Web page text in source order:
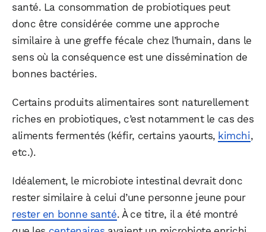
santé. La consommation de probiotiques peut
donc être considérée comme une approche
similaire à une greffe fécale chez l’humain, dans le
sens où la conséquence est une dissémination de
bonnes bactéries.
Certains produits alimentaires sont naturellement
riches en probiotiques, c’est notamment le cas des
aliments fermentés (kéfir, certains yaourts, kimchi,
etc.).
Idéalement, le microbiote intestinal devrait donc
rester similaire à celui d’une personne jeune pour
rester en bonne santé. À ce titre, il a été montré